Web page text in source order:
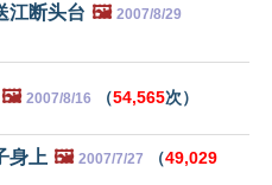
江断头台 🖼️ 2007/8/29
🖼️ 2007/8/16 （54,565次）
身上 🖼️ 2007/7/27 （49,029